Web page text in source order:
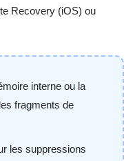
Recovery (iOS) ou
interne ou la
fragments de
les suppressions